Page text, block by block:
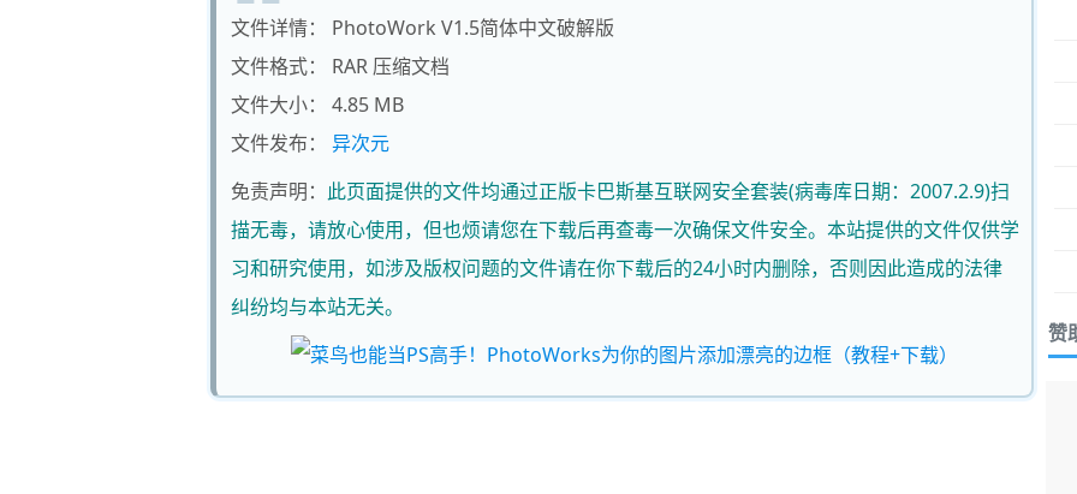
文件详情： PhotoWork V1.5简体中文破解版
文件格式： RAR 压缩文档
文件大小： 4.85 MB
文件发布： 异次元
免责声明： 此页面提供的文件均通过正版卡巴斯基互联网安全套装(病毒库日期：2007.2.9)扫
描无毒，请放心使用，但也烦请您在下载后再查毒一次确保文件安全。本站提供的文件仅供学
习和研究使用，如涉及版权问题的文件请在你下载后的24小时内删除，否则因此造成的法律
纠纷均与本站无关。
赞